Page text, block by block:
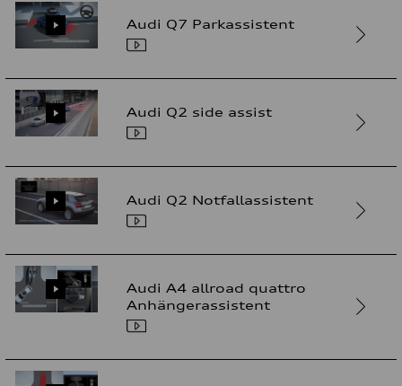
Audi Q7 Parkassistent
Audi Q2 side assist
Audi Q2 Notfallassistent
Audi A4 allroad quattro
Anhängerassistent